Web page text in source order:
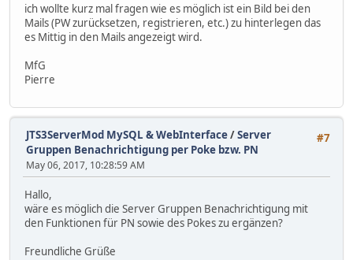
ich wollte kurz mal fragen wie es möglich ist ein Bild bei den
Mails (PW zurücksetzen, registrieren, etc.) zu hinterlegen das
es Mittig in den Mails angezeigt wird.
MfG
Pierre
#7
JTS3ServerMod MySQL & WebInterface/Server
Gruppen Benachrichtigung per Poke bzw. PN
May 06, 2017, 10:28:59 AM
Hallo,
wäre es möglich die Server Gruppen Benachrichtigung mit
den Funktionen für PN sowie des Pokes zu ergänzen?
Freundliche Grüße